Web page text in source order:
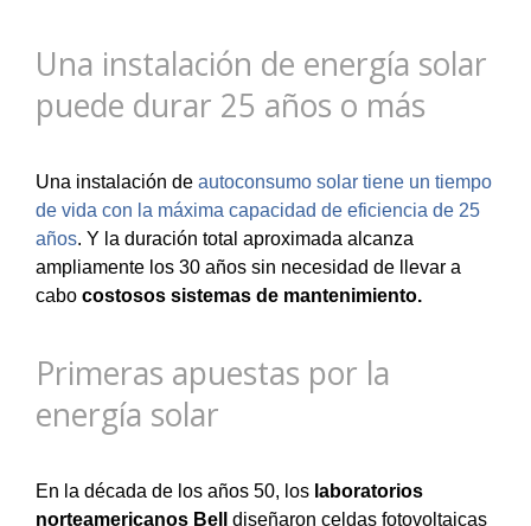
Una instalación de energía solar
puede durar 25 años o más
Una instalación de autoconsumo solar tiene un tiempo
de vida con la máxima capacidad de eficiencia de 25
años. Y la duración total aproximada alcanza
ampliamente los 30 años sin necesidad de llevar a
cabo costosos sistemas de mantenimiento.
Primeras apuestas por la
energía solar
En la década de los años 50, los laboratorios
norteamericanos Bell
diseñaron celdas fotovoltaicas